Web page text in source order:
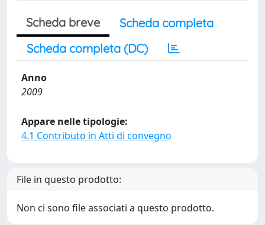
Scheda breve
Scheda completa
Scheda completa (DC)
Anno
2009
Appare nelle tipologie:
4.1 Contributo in Atti di convegno
File in questo prodotto:
Non ci sono file associati a questo prodotto.